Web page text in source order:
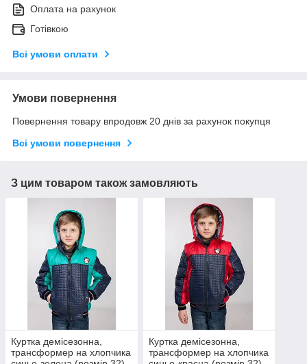
Оплата на рахунок
Готівкою
Всі умови оплати
Умови повернення
Повернення товару впродовж 20 днів за рахунок покупця
Всі умови повернення
З цим товаром також замовляють
Куртка демісезонна,
трансформер на хлопчика
Куртка демісезонна,
трансформер на хлопчика